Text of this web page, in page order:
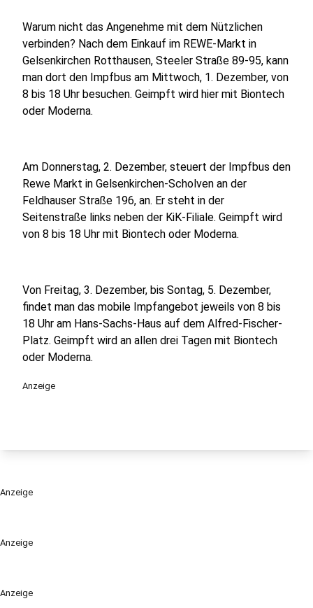
Anzeige
Anzeige
Warum nicht das Angenehme mit dem Nützlichen
verbinden? Nach dem Einkauf im REWE-Markt in
Gelsenkirchen Rotthausen, Steeler Straße 89-95, kann
man dort den Impfbus am Mittwoch, 1. Dezember, von
8 bis 18 Uhr besuchen. Geimpft wird hier mit Biontech
oder Moderna.
Am Donnerstag, 2. Dezember, steuert der Impfbus den
Rewe Markt in Gelsenkirchen-Scholven an der
Feldhauser Straße 196, an. Er steht in der
Seitenstraße links neben der KiK-Filiale. Geimpft wird
von 8 bis 18 Uhr mit Biontech oder Moderna.
Von Freitag, 3. Dezember, bis Sontag, 5. Dezember,
findet man das mobile Impfangebot jeweils von 8 bis
18 Uhr am Hans-Sachs-Haus auf dem Alfred-Fischer-
Platz. Geimpft wird an allen drei Tagen mit Biontech
oder Moderna.
Anzeige
Anzeige